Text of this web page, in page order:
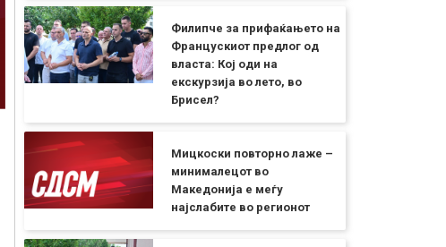
Филипче за прифаќањето на
Францускиот предлог од
власта: Кој оди на
екскурзија во лето, во
Брисел?
Мицкоски повторно лаже –
минималецот во
Македонија е меѓу
најслабите во регионот